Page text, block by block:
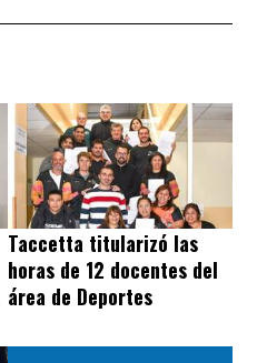
Taccetta titularizó las
horas de 12 docentes del
área de Deportes